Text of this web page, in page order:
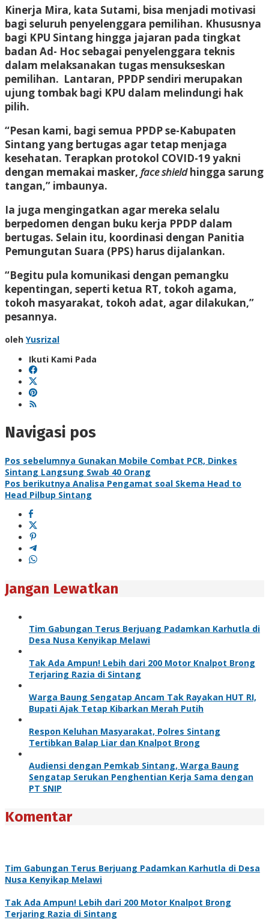
Kinerja Mira, kata Sutami, bisa menjadi motivasi
bagi seluruh penyelenggara pemilihan. Khususnya
bagi KPU Sintang hingga jajaran pada tingkat
badan Ad- Hoc sebagai penyelenggara teknis
dalam melaksanakan tugas mensukseskan
pemilihan. Lantaran, PPDP sendiri merupakan
ujung tombak bagi KPU dalam melindungi hak
pilih.
“Pesan kami, bagi semua PPDP se-Kabupaten
Sintang yang bertugas agar tetap menjaga
kesehatan. Terapkan protokol COVID-19 yakni
dengan memakai masker, face shieldhingga sarung
tangan,” imbaunya.
Ia juga mengingatkan agar mereka selalu
berpedomen dengan buku kerja PPDP dalam
bertugas. Selain itu, koordinasi dengan Panitia
Pemungutan Suara (PPS) harus dijalankan.
“Begitu pula komunikasi dengan pemangku
kepentingan, seperti ketua RT, tokoh agama,
tokoh masyarakat, tokoh adat, agar dilakukan,”
pesannya.
oleh Yusrizal
Ikuti Kami Pada
Navigasi pos
Pos sebelumnya Gunakan Mobile Combat PCR, Dinkes
Sintang Langsung Swab 40 Orang
Pos berikutnya Analisa Pengamat soal Skema Head to
Head Pilbup Sintang
Jangan Lewatkan
Tim Gabungan Terus Berjuang Padamkan Karhutla di
Desa Nusa Kenyikap Melawi
Tak Ada Ampun! Lebih dari 200 Motor Knalpot Brong
Terjaring Razia di Sintang
Warga Baung Sengatap Ancam Tak Rayakan HUT RI,
Bupati Ajak Tetap Kibarkan Merah Putih
Respon Keluhan Masyarakat, Polres Sintang
Tertibkan Balap Liar dan Knalpot Brong
Audiensi dengan Pemkab Sintang, Warga Baung
Sengatap Serukan Penghentian Kerja Sama dengan
PT SNIP
Komentar
Tim Gabungan Terus Berjuang Padamkan Karhutla di Desa
Nusa Kenyikap Melawi
Tak Ada Ampun! Lebih dari 200 Motor Knalpot Brong
Terjaring Razia di Sintang